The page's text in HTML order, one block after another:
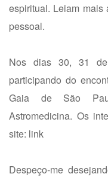
espiritual. Leiam
pessoal.
Nos dias 30, 31
participando do
Gaia de São
Astromedicina. Os
site: link
Despeço-me